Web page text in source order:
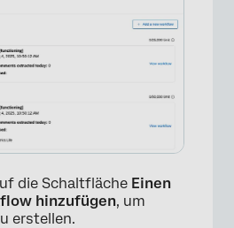
die Schaltfläche Einen
hinzufügen, um
erstellen.